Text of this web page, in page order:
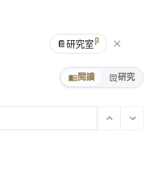
閱讀 研究
📔研究室β